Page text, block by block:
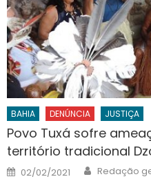
BAHIA DENÚNCIA JUSTIÇA
Povo Tuxá sofre
território tradicional
Posted
on
02/02/2021 Author
Redação